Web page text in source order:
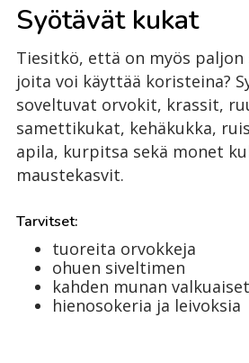
Syötävät kukat
Tiesitkö, että on myös paljon
joita voi käyttää koristeina?
soveltuvat orvokit, krassit,
samettikukat, kehäkukka,
apila, kurpitsa sekä monet
maustekasvit.
Tarvitset:
tuoreita orvokkeja
ohuen siveltimen
kahden munan valkuaiset
hienosokeria ja leivoksia